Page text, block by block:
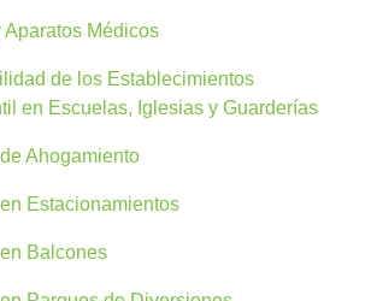
Aparatos Médicos
de los Establecimientos
en Escuelas, Iglesias y Guarderías
Ahogamiento
Estacionamientos
Balcones